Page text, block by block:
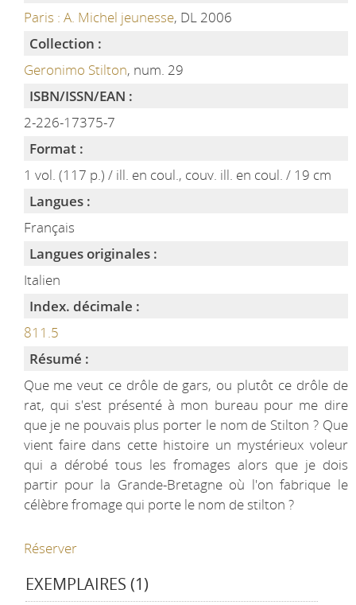
Paris : A. Michel jeunesse, DL 2006
Collection :
Geronimo Stilton, num. 29
ISBN/ISSN/EAN :
2-226-17375-7
Format :
1 vol. (117 p.) / ill. en coul., couv. ill. en coul. / 19 cm
Langues :
Français
Langues originales :
Italien
Index. décimale :
811.5
Résumé :
Que me veut ce drôle de gars, ou plutôt ce drôle de
rat, qui s'est présenté à mon bureau pour me dire
que je ne pouvais plus porter le nom de Stilton ? Que
vient faire dans cette histoire un mystérieux voleur
qui a dérobé tous les fromages alors que je dois
partir pour la Grande-Bretagne où l'on fabrique le
célèbre fromage qui porte le nom de stilton ?
Réserver
EXEMPLAIRES (1)